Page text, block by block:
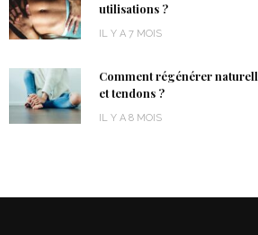
utilisations ?
IL Y A 7 MOIS
Comment régénérer
et tendons ?
IL Y A 8 MOIS